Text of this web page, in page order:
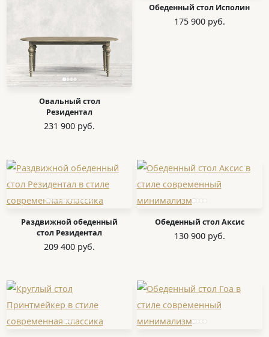
Овальный стол
Резидентал
231 900 руб.
Обеденный стол Исполин
175 900 руб.
Раздвижной обеденный
стол Резидентал
209 400 руб.
Обеденный стол Аксис
130 900 руб.